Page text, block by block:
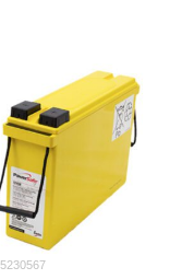
5230567